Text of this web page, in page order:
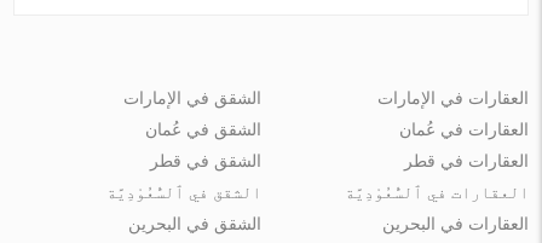
العقارات في الإمارات
العقارات في عُمان
العقارات في قطر
العقارات في ٱلسُّعُوْدِيَّة
العقارات في البحرين
الشقق في الإمارات
الشقق في عُمان
الشقق في قطر
الشقق في ٱلسُّعُوْدِيَّة
الشقق في البحرين